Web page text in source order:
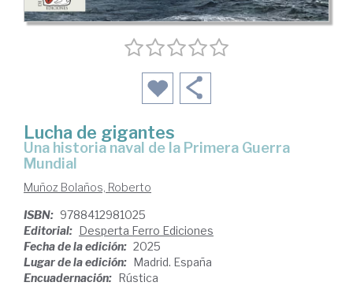
Lucha de gigantes
Una historia naval de la Primera Guerra
Mundial
Muñoz Bolaños, Roberto
ISBN: 9788412981025
Editorial: Desperta Ferro Ediciones
Fecha de la edición: 2025
Lugar de la edición: Madrid. España
Encuadernación: Rústica